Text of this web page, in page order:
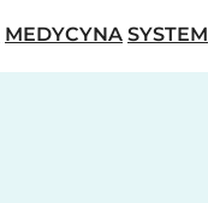
MEDYCYNA SYSTEM